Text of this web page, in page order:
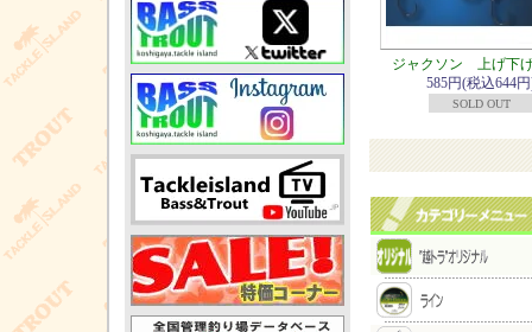
ジャクソン 上げ下
585円(税込644
SOLD OUT